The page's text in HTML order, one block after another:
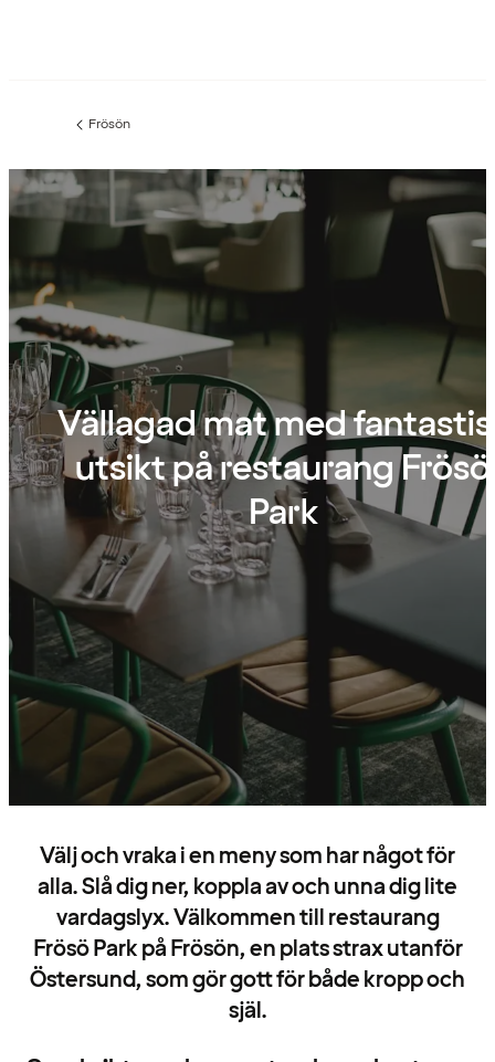
Föregående
Frösön
Vällagad mat med
utsikt på restaurang Frösö
Park
Välj och vraka i en meny som har något för
alla. Slå dig ner, koppla av och unna dig lite
vardagslyx. Välkommen till restaurang
Frösö Park på Frösön, en plats strax utanför
Östersund, som gör gott för både kropp och
själ.